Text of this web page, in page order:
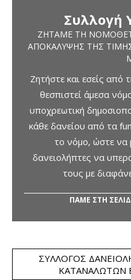
Συλλογή
ΖΗΤΆΜΕ ΤΗ
ΑΠΟΚΆΛΥΨΗΣ ΤΗΣ
Ζητήστε και εσείς από
θεσπιστεί άμεσα
υποχρεωτική
κάθε δανείου από τα
το νόμο, ώστε να
δανειολήπτες να
τους με
ΠΑΜΕ ΣΤΗ
ΣΎΛΛΟΓΟΣ
ΚΑΤΑΝΑΛΩΤΏΝ